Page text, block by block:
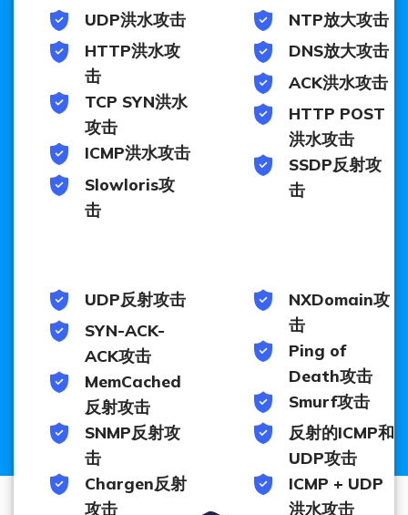
UDP洪水攻击
HTTP洪水攻
击
TCP SYN洪水
攻击
ICMP洪水攻击
Slowloris攻
击
NTP放大攻击
DNS放大攻击
ACK洪水攻击
HTTP POST
洪水攻击
SSDP反射攻
击
UDP反射攻击
SYN-ACK-
ACK攻击
MemCached
反射攻击
SNMP反射攻
击
Chargen反射
攻击
NXDomain攻
击
Ping of
Death攻击
Smurf攻击
反射的ICMP和
UDP攻击
ICMP + UDP
洪水攻击